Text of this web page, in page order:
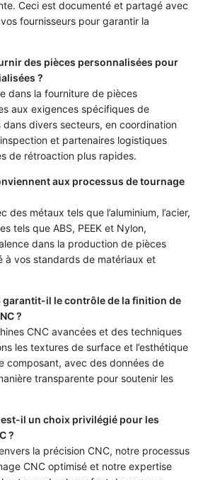
Ceci est documenté et partagé avec
fournisseurs pour garantir la
des pièces personnalisées pour
?
dans la fourniture de pièces
aux exigences spécifiques de
divers secteurs, en coordination
et partenaires logistiques
de rétroaction plus rapides.
aux processus de tournage
des métaux tels que l’aluminium, l’acier,
tels que ABS, PEEK et Nylon,
dans la production de pièces
à vos standards de matériaux et
garantit-il le contrôle de la finition de
?
CNC avancées et des techniques
les textures de surface et l’esthétique
composant, avec des données de
transparente pour soutenir les
est-il un choix privilégié pour les
?
la précision CNC, notre processus
CNC optimisé et notre expertise